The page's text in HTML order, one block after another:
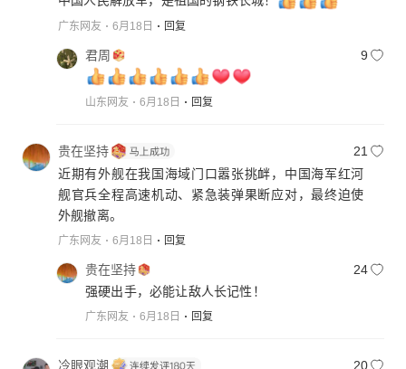
广东网友 6月18日 回复
君周 9
山东网友 6月18日 回复
贵在坚持
21
近期有外舰在我国海域门口嚣张挑衅，中国海军红河
舰官兵全程高速机动、紧急装弹果断应对，最终迫使
外舰撤离。
广东网友 6月18日 回复
贵在坚持
24
强硬出手，必能让敌人长记性！
广东网友 6月18日 回复
冷眼观潮 20